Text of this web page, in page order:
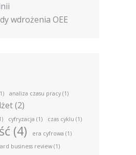
wdrożenia OEE
analiza czasu pracy (1)
(2)
cyfryzacja (1) czas cyklu (1)
(4) era cyfrowa (1)
business review (1)